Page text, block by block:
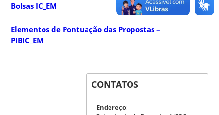
Bolsas IC_EM
Elementos de Pontuação das Propostas –
PIBIC_EM
CONTATOS
Endereço: